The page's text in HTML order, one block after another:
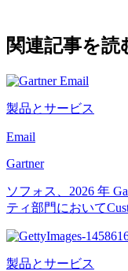
関連記事を読
製品とサービス
Email
Gartner
ソフォス、2026 年
ティ部門において
製品とサービス